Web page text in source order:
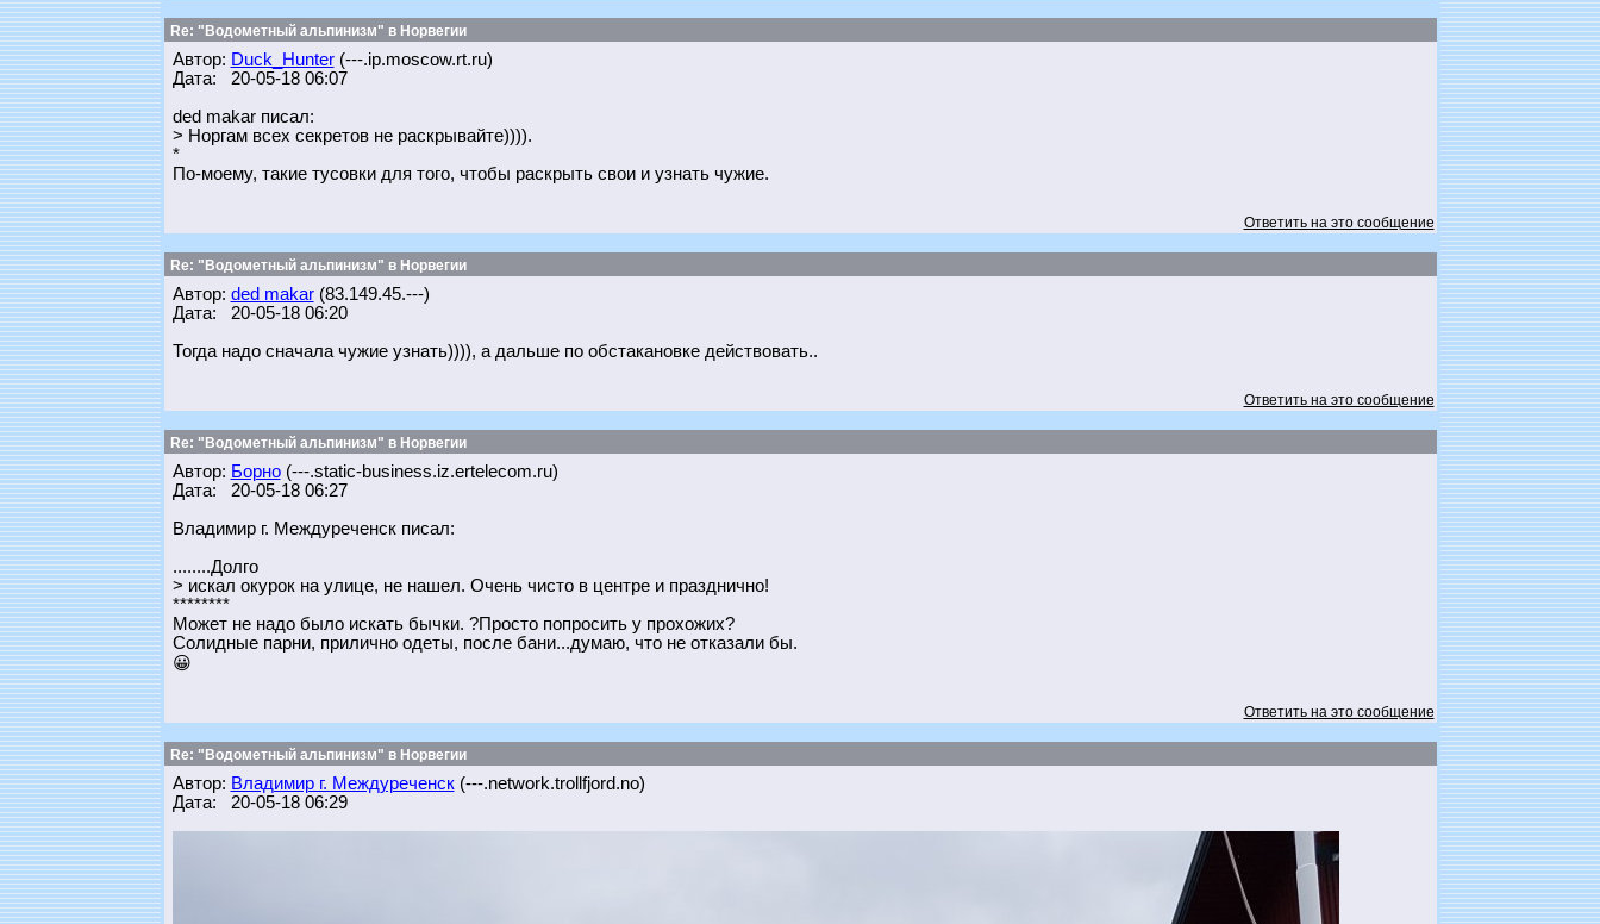
Re: "Водометный альпинизм" в Норвегии
Автор: Duck_Hunter(---.ip.moscow.rt.ru)
Дата: 20-05-18 06:07
ded makar писал:
> Норгам всех секретов не раскрывайте)))).
*
По-моему, такие тусовки для того, чтобы раскрыть свои и узнать чужие.
Ответить на это сообщение
Re: "Водометный альпинизм" в Норвегии
Автор: ded makar(83.149.45.---)
Дата: 20-05-18 06:20
Тогда надо сначала чужие узнать)))), а дальше по обстакановке действовать..
Ответить на это сообщение
Re: "Водометный альпинизм" в Норвегии
Автор: Борно(---.static-business.iz.ertelecom.ru)
Дата: 20-05-18 06:27
Владимир г. Междуреченск писал:
........Долго
> искал окурок на улице, не нашел. Очень чисто в центре и празднично!
********
Может не надо было искать бычки. ?Просто попросить у прохожих?
Солидные парни, прилично одеты, после бани...думаю, что не отказали бы.
😀
Ответить на это сообщение
Re: "Водометный альпинизм" в Норвегии
Автор: Владимир г. Междуреченск(---.network.trollfjord.no)
Дата: 20-05-18 06:29